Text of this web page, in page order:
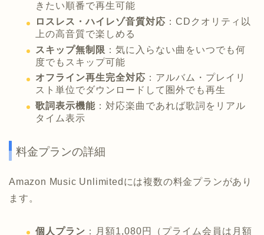
きたい順番で再生可能
ロスレス・ハイレゾ音質対応 ：CDクオリティ以
上の高音質で楽しめる
スキップ無制限 ：気に入らない曲をいつでも何
度でもスキップ可能
オフライン再生完全対応 ：アルバム・プレイリ
スト単位でダウンロードして圏外でも再生
歌詞表示機能 ：対応楽曲であれば歌詞をリアル
タイム表示
料金プランの詳細
Amazon Music Unlimitedには複数の料金プランがあり
ます。
個人プラン ：月額1,080円（プライム会員は月額